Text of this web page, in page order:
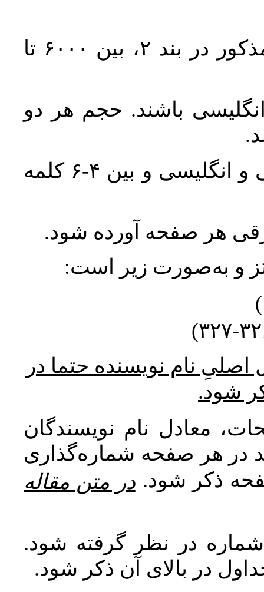
حجم کل مقاله با احتساب تمام بخش‌های مذکور در بند ۲، بین ۶۰۰۰ تا
باشند. حجم هر دو
واژگان کلیدی بلافاصله پس از چکیده فارسی و انگلیسی و بین ۴-۶ کلمه
هر صفحه آورده شود.
و به‌صورت زیر است:
نام نویسنده حتما در
شود.
معادل نام نویسندگان
در هر صفحه شماره‌گذاری
ذکر شود. در متن مقاله
در نظر گرفته شود.
در بالای آن ذکر شود.